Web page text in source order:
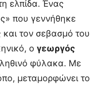
ελπίδα. Ένας
που γεννήθηκε
τον σεβασμό του
ο γεωργός
φύλακα. Με
μεταμορφώνει το